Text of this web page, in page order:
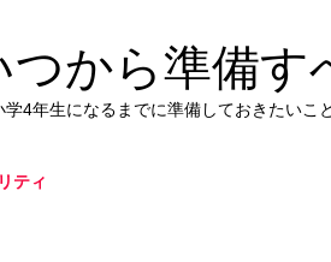
から準備
4年生になるまでに準備しておきたいこ
ティ